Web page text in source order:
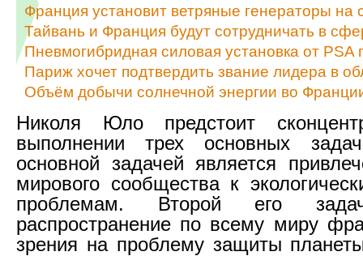
Франция установит ветряные генераторы
Тайвань и Франция будут сотрудничать в
Пневмогибридная силовая установка от PSA
Париж хочет подтвердить звание лидера в
Объём добычи солнечной энергии во
Николя Юло предстоит
выполнении трех основных
основной задачей является
мирового сообщества к
проблемам. Второй его
распространение по всему миру
зрения на проблему защиты